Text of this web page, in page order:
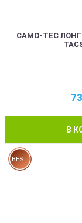
CAMO-TEC
В
BEST